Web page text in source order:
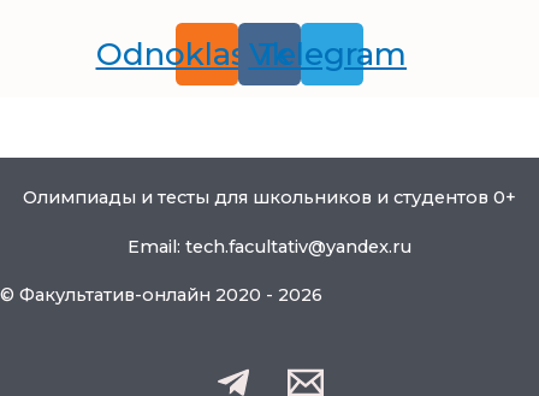
Odnoklassniki
Vk
Telegram
Олимпиады и тесты для школьников и студентов 0+
Email: tech.facultativ@yandex.ru
© Факультатив-онлайн 2020 - 2026